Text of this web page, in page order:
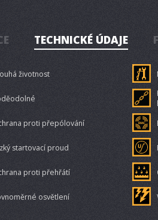
TECHNICKÉ ÚDAJE
životnost
proti přepólování
startovací proud
proti přehřátí
osvětlení